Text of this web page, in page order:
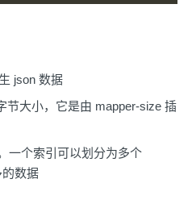
json 数据
节大小，它是由 mapper-size 插
一个索引可以划分为多个
数据